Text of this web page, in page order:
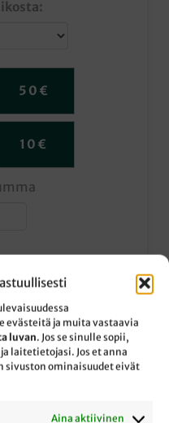
ja muita vastaavia
luvan. Jos se sinulle sopii,
laitetietojasi. Jos et anna
sivuston ominaisuudet eivät
Aina aktiivinen
50 €
10 €
laskua